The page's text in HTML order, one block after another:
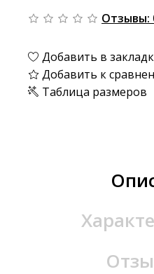
Отзывы:
Добавить в
Добавить к
Таблица размеров